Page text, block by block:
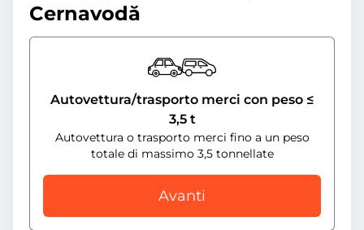
Cernavodă
Autovettura/trasporto merci con peso ≤
3,5 t
Autovettura o trasporto merci fino a un peso
totale di massimo 3,5 tonnellate
Avanti